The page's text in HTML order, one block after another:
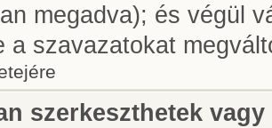
megadva); és végül
a szavazatokat
szerkeszthetek